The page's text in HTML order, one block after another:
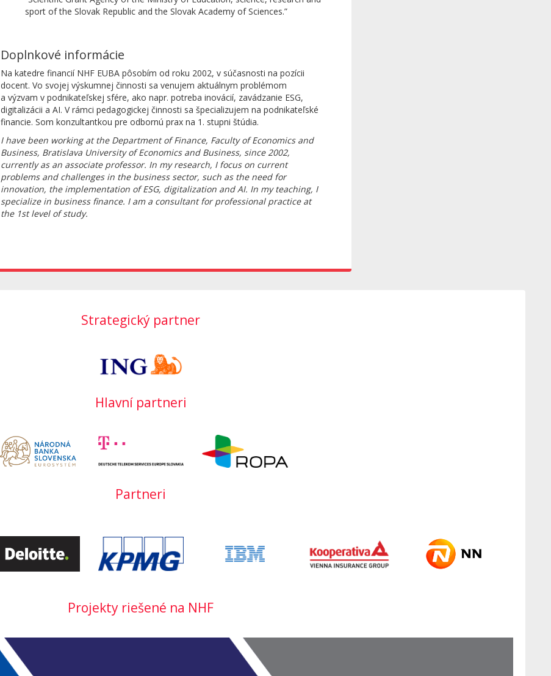
sport of the Slovak Republic and the Slovak Academy of Sciences.”
Doplnkové informácie
Na katedre financií NHF EUBA pôsobím od roku 2002, v súčasnosti na pozícii
docent. Vo svojej výskumnej činnosti sa venujem aktuálnym problémom
a výzvam v podnikateľskej sfére, ako napr. potreba inovácií, zavádzanie ESG,
digitalizácii a AI. V rámci pedagogickej činnosti sa špecializujem na podnikateľské
financie. Som konzultantkou pre odbornú prax na 1. stupni štúdia.
I have been working at the Department of Finance, Faculty of Economics and
Business, Bratislava University of Economics and Business, since 2002,
currently as an associate professor. In my research, I focus on current
problems and challenges in the business sector, such as the need for
innovation, the implementation of ESG, digitalization and AI. In my teaching, I
specialize in business finance. I am a consultant for professional practice at
the 1st level of study.
Strategický partner
Hlavní partneri
Partneri
Projekty riešené na NHF